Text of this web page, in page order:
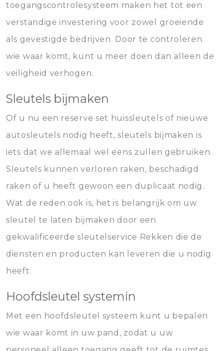
toegangscontrolesysteem maken het tot een
verstandige investering voor zowel groeiende
als gevestigde bedrijven. Door te controleren
wie waar komt, kunt u meer doen dan alleen de
veiligheid verhogen.
Sleutels bijmaken
Of u nu een reserve set huissleutels of nieuwe
autosleutels nodig heeft, sleutels bijmaken is
iets dat we allemaal wel eens zullen gebruiken.
Sleutels kunnen verloren raken, beschadigd
raken of u heeft gewoon een duplicaat nodig.
Wat de reden ook is, het is belangrijk om uw
sleutel te laten bijmaken door een
gekwalificeerde sleutelservice Rekken die de
diensten en producten kan leveren die u nodig
heeft.
Hoofdsleutel systemin
Met een hoofdsleutel systeem kunt u bepalen
wie waar komt in uw pand, zodat u uw